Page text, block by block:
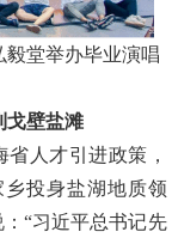
毅堂举办毕业演唱
戈壁盐滩
人才引进政策，
投身盐湖地质领
“习近平总书记先